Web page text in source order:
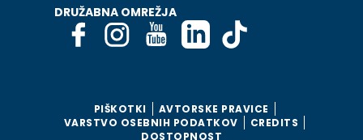
DRUŽABNA OMREŽJA
PIŠKOTKI
AVTORSKE PRAVICE
VARSTVO OSEBNIH PODATKOV
CREDITS
DOSTOPNOST